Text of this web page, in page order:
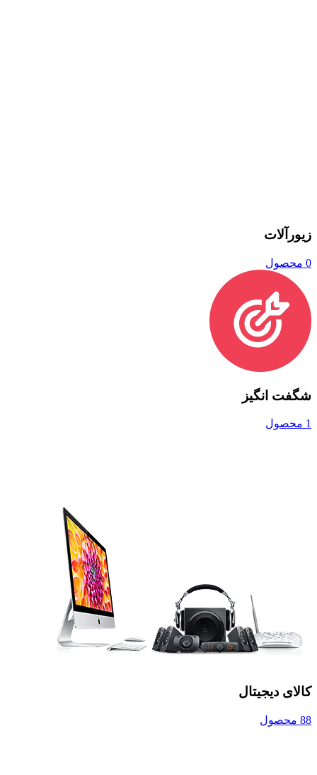
زیورآلات
0 محصول
شگفت انگیز
1 محصول
کالای دیجیتال
88 محصول